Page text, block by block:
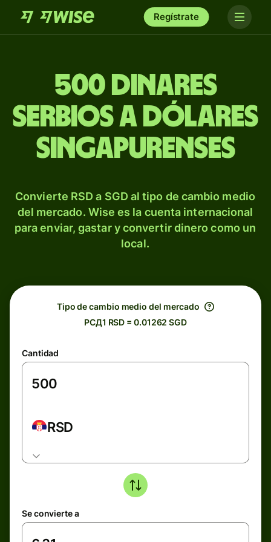
Regístrate
500 dinares
serbios a dólares
singapurenses
Convierte RSD a SGD al tipo de cambio medio
del mercado. Wise es la cuenta internacional
para enviar, gastar y convertir dinero como un
local.
Tipo de cambio medio del mercado
РСД1 RSD = 0.01262 SGD
Cantidad
RSD
Se convierte a